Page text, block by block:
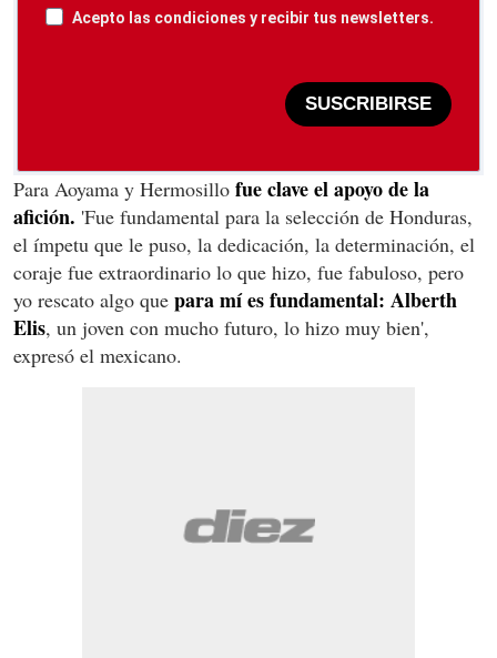
Acepto las condiciones y recibir tus newsletters.
SUSCRIBIRSE
Para Aoyama y Hermosillo fue clave el apoyo de la
afición. 'Fue fundamental para la selección de Honduras,
el ímpetu que le puso, la dedicación, la determinación, el
coraje fue extraordinario lo que hizo, fue fabuloso, pero
yo rescato algo que para mí es fundamental: Alberth
Elis, un joven con mucho futuro, lo hizo muy bien',
expresó el mexicano.